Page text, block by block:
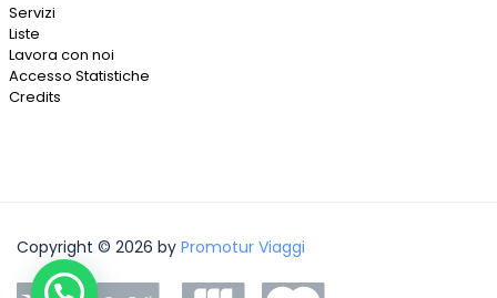
Servizi
Liste
Lavora con noi
Accesso Statistiche
Credits
Copyright © 2026 by Promotur Viaggi